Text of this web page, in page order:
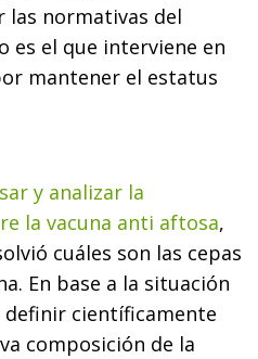
las normativas del
es el que interviene en
mantener el estatus
y analizar la
la vacuna anti aftosa,
cuáles son las cepas
En base a la situación
científicamente
composición de la